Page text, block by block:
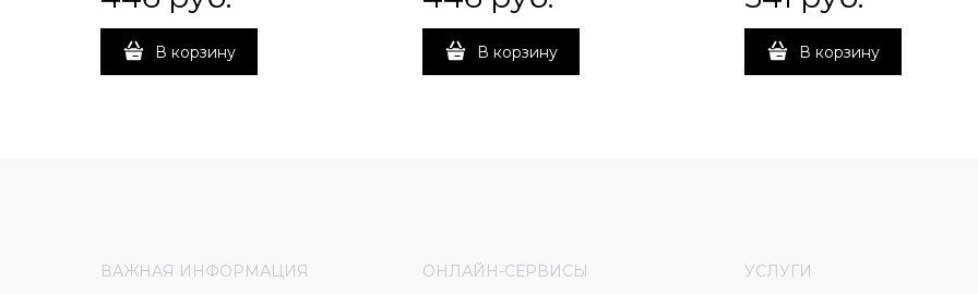
В корзину В корзину В корзину
ВАЖНАЯ ИНФОРМАЦИЯ ОНЛАЙН-СЕРВИСЫ УСЛУГИ